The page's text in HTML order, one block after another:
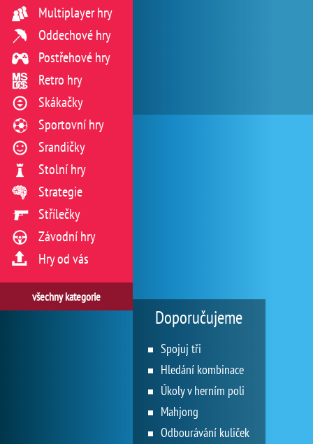
Multiplayer hry
Oddechové hry
Postřehové hry
Retro hry
Skákačky
Sportovní hry
Srandičky
Stolní hry
Strategie
Střílečky
Závodní hry
Hry od vás
všechny kategorie
Doporučujeme
Spojuj tři
Hledání kombinace
Úkoly v herním poli
Mahjong
Odbourávání kuliček